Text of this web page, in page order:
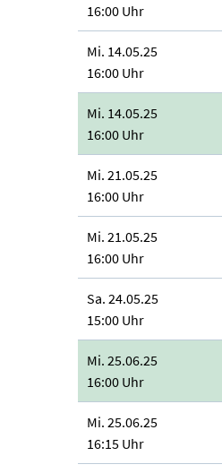
16:00 Uhr
Mi. 14.05.25
16:00 Uhr
Mi. 14.05.25
16:00 Uhr
Mi. 21.05.25
16:00 Uhr
Mi. 21.05.25
16:00 Uhr
Sa. 24.05.25
15:00 Uhr
Mi. 25.06.25
16:00 Uhr
Mi. 25.06.25
16:15 Uhr